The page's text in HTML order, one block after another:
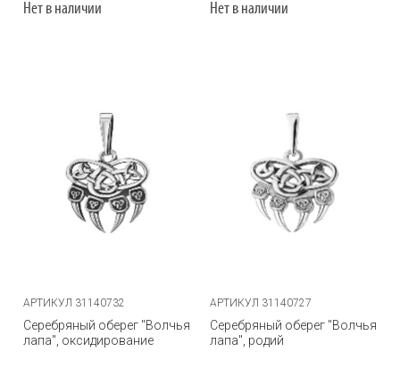
Нет в наличии Нет в наличии
АРТИКУЛ 31140732
Серебряный оберег "Волчья
лапа", оксидирование
АРТИКУЛ 31140727
Серебряный оберег "Волчья
лапа", родий